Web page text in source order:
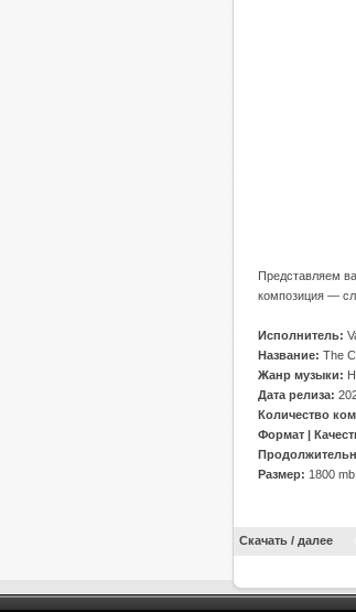
Представляем
композиция —
Исполнитель:
Название: The
Жанр музыки:
Дата релиза:
Количество
Формат |
Размер: 1800
Скачать / далее